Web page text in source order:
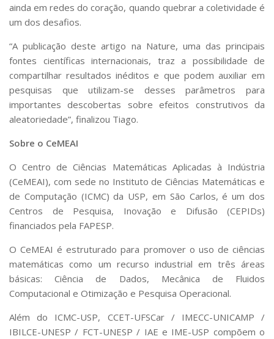
ainda em redes do coração, quando quebrar a coletividade é
um dos desafios.
“A publicação deste artigo na Nature, uma das principais
fontes científicas internacionais, traz a possibilidade de
compartilhar resultados inéditos e que podem auxiliar em
pesquisas que utilizam-se desses parâmetros para
importantes descobertas sobre efeitos construtivos da
aleatoriedade”, finalizou Tiago.
Sobre o CeMEAI
O Centro de Ciências Matemáticas Aplicadas à Indústria
(CeMEAI), com sede no Instituto de Ciências Matemáticas e
de Computação (ICMC) da USP, em São Carlos, é um dos
Centros de Pesquisa, Inovação e Difusão (CEPIDs)
financiados pela FAPESP.
O CeMEAI é estruturado para promover o uso de ciências
matemáticas como um recurso industrial em três áreas
básicas: Ciência de Dados, Mecânica de Fluidos
Computacional e Otimização e Pesquisa Operacional.
Além do ICMC-USP, CCET-UFSCar / IMECC-UNICAMP /
IBILCE-UNESP / FCT-UNESP / IAE e IME-USP compõem o